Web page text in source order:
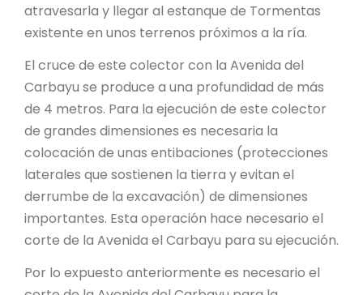
atravesarla y llegar al estanque de Tormentas
existente en unos terrenos próximos a la ría.
El cruce de este colector con la Avenida del
Carbayu se produce a una profundidad de más
de 4 metros. Para la ejecución de este colector
de grandes dimensiones es necesaria la
colocación de unas entibaciones (protecciones
laterales que sostienen la tierra y evitan el
derrumbe de la excavación) de dimensiones
importantes. Esta operación hace necesario el
corte de la Avenida el Carbayu para su ejecución.
Por lo expuesto anteriormente es necesario el